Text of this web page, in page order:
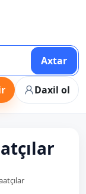
Axtar
Daxil ol